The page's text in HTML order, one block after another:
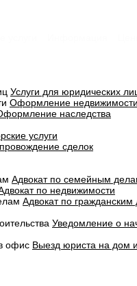
Услуги для юридических
Оформление недвижимости
наследства
услуги
сделок
Адвокат по семейным
по недвижимости
Адвокат по гражданским
Уведомление о
Выезд юриста на дом